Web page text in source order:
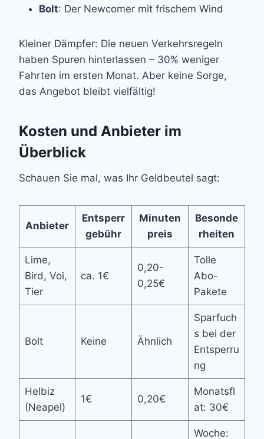
Bolt: Der Newcomer mit frischem Wind
Kleiner Dämpfer: Die neuen Verkehrsregeln
haben Spuren hinterlassen – 30% weniger
Fahrten im ersten Monat. Aber keine Sorge,
das Angebot bleibt vielfältig!
Kosten und Anbieter im
Überblick
Schauen Sie mal, was Ihr Geldbeutel sagt:
Anbieter
Entsperr
gebühr
Minuten
preis
Besonde
rheiten
Lime,
Bird, Voi,
Tier
ca. 1€
0,20-
0,25€
Tolle
Abo-
Pakete
Bolt Keine Ähnlich
Sparfuch
s bei der
Entsperru
ng
Helbiz
(Neapel)
1€ 0,20€
Monatsfl
at: 30€
Woche: